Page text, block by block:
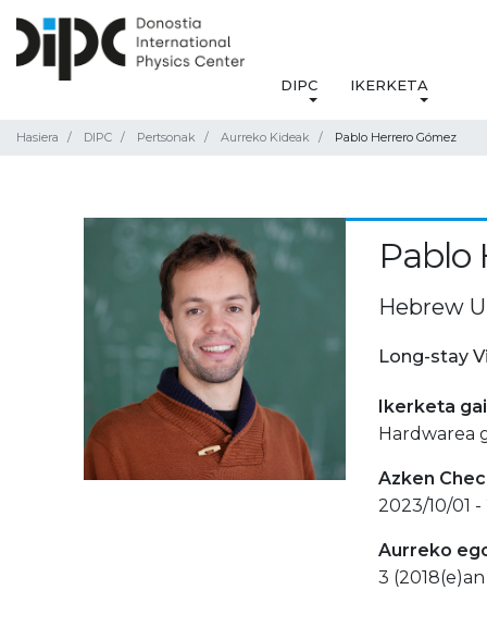
DIPC IKERKETA
Hasiera DIPC Pertsonak Aurreko Kideak Pablo Herrero Gómez
Pablo
Hebrew
Long-stay
Ikerketa
Hardwarea
Azken
2023/10/01
Aurreko
3